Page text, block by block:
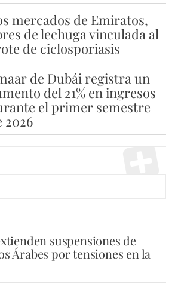
mercados de Emiratos,
de lechuga vinculada al
de ciclosporiasis
de Dubái registra un
del 21% en ingresos
el primer semestre
2026
suspensiones de
Árabes por tensiones en la